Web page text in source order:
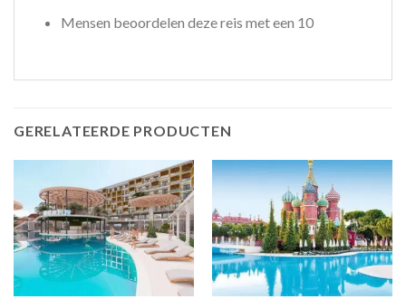
Mensen beoordelen deze reis met een 10
GERELATEERDE PRODUCTEN